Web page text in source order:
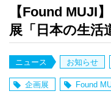
【Found MUJI
展「日本の生活
ニュース お知らせ
企画展 Found